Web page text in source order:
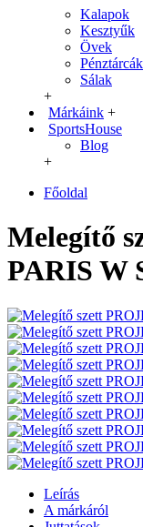
Kalapok
Kesztyűk
Övek
Pénztárcák
Sálak
+
Márkáink +
SportsHouse
Blog
+
Főoldal
Melegítő
PARIS W
Leírás
A márkáról